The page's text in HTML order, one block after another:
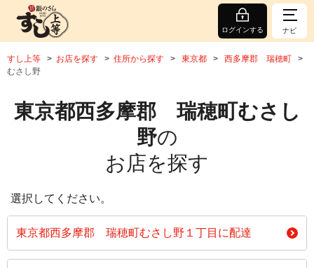
ログインする ナビ
すし上等 お店を探す 住所から探す 東京都
西多摩郡 瑞穂町
むさし野
東京都西多摩郡 瑞穂町むさし
野の
お店を探す
選択してください。
東京都西多摩郡 瑞穂町むさし野１丁目に配達